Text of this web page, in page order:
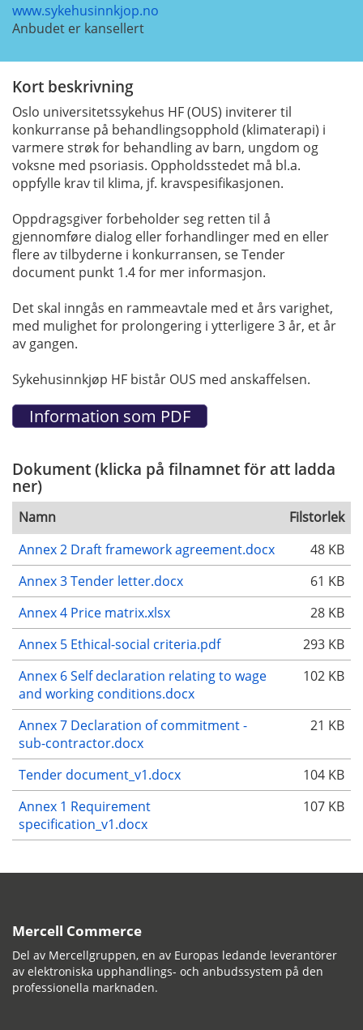
www.sykehusinnkjop.no
Anbudet er kansellert
Kort beskrivning
Oslo universitetssykehus HF (OUS) inviterer til
konkurranse på behandlingsopphold (klimaterapi) i
varmere strøk for behandling av barn, ungdom og
voksne med psoriasis. Oppholdsstedet må bl.a.
oppfylle krav til klima, jf. kravspesifikasjonen.
Oppdragsgiver forbeholder seg retten til å
gjennomføre dialog eller forhandlinger med en eller
flere av tilbyderne i konkurransen, se Tender
document punkt 1.4 for mer informasjon.
Det skal inngås en rammeavtale med et års varighet,
med mulighet for prolongering i ytterligere 3 år, et år
av gangen.
Sykehusinnkjøp HF bistår OUS med anskaffelsen.
Dokument (klicka på filnamnet för att ladda
ner)
Namn
Filstorlek
Annex 2 Draft framework agreement.docx
48 KB
Annex 3 Tender letter.docx
61 KB
Annex 4 Price matrix.xlsx
28 KB
Annex 5 Ethical-social criteria.pdf
293 KB
Annex 6 Self declaration relating to wage
and working conditions.docx
102 KB
Annex 7 Declaration of commitment -
sub-contractor.docx
21 KB
Tender document_v1.docx
104 KB
Annex 1 Requirement
specification_v1.docx
107 KB
Mercell Commerce
Del av Mercellgruppen, en av Europas ledande leverantörer
av elektroniska upphandlings- och anbudssystem på den
professionella marknaden.